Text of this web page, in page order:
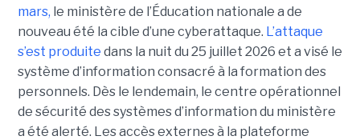
mars, le ministère de l’Éducation nationale a de
nouveau été la cible d’une cyberattaque. L’attaque
s’est produite dans la nuit du 25 juillet 2026 et a visé le
système d’information consacré à la formation des
personnels. Dès le lendemain, le centre opérationnel
de sécurité des systèmes d’information du ministère
a été alerté. Les accès externes à la plateforme